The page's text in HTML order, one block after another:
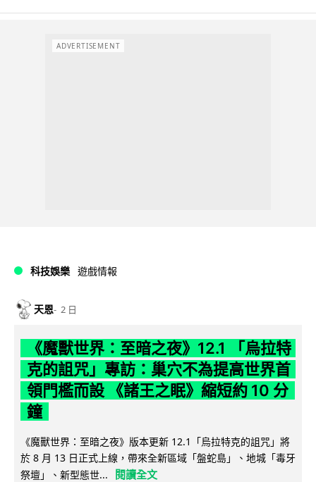
ADVERTISEMENT
科技娛樂 遊戲情報
天恩 2 日
《魔獸世界：至暗之夜》12.1 「烏拉特
克的詛咒」專訪：巢穴不為提高世界首
領門檻而設 《諸王之眠》縮短約 10 分
鐘
《魔獸世界：至暗之夜》版本更新 12.1「烏拉特克的詛咒」將
於 8 月 13 日正式上線，帶來全新區域「盤蛇島」、地城「毒牙
祭壇」、新型態世...
閱讀全文